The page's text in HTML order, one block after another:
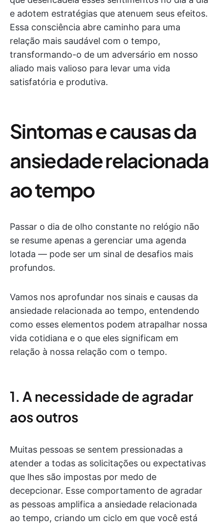
e adotem estratégias que atenuem seus efeitos.
Essa consciência abre caminho para uma
relação mais saudável com o tempo,
transformando-o de um adversário em nosso
aliado mais valioso para levar uma vida
satisfatória e produtiva.
Sintomas e causas da
ansiedade relacionada
ao tempo
Passar o dia de olho constante no relógio não
se resume apenas a gerenciar uma agenda
lotada — pode ser um sinal de desafios mais
profundos.
Vamos nos aprofundar nos sinais e causas da
ansiedade relacionada ao tempo, entendendo
como esses elementos podem atrapalhar nossa
vida cotidiana e o que eles significam em
relação à nossa relação com o tempo.
1. A necessidade de agradar
aos outros
Muitas pessoas se sentem pressionadas a
atender a todas as solicitações ou expectativas
que lhes são impostas por medo de
decepcionar. Esse comportamento de agradar
as pessoas amplifica a ansiedade relacionada
ao tempo, criando um ciclo em que você está